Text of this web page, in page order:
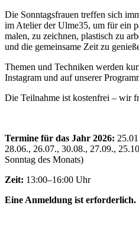
Die Sonntagsfrauen treffen sich
im Atelier der Ulme35, um für ein
malen, zu zeichnen, plastisch zu
und die gemeinsame Zeit zu
Themen und Techniken werden
Instagram und auf unserer
Die Teilnahme ist kostenfrei – wir
Termine für das Jahr 2026:
28.06., 26.07., 30.08., 27.09.,
Sonntag des Monats)
Zeit: 13:00–16:00 Uhr
Eine Anmeldung ist erforderlich.